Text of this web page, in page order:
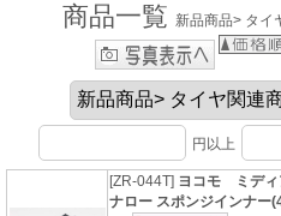
商品一覧 新品商品> タイ
円以上
[ZR-044T] ヨコモ ミディ
ナロー スポンジインナー